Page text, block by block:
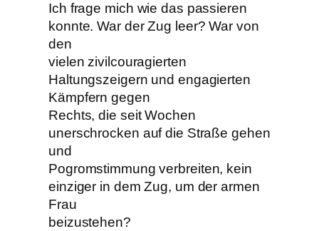
Ich frage mich wie das passieren
konnte. War der Zug leer? War von
den
vielen zivilcouragierten
Haltungszeigern und engagierten
Kämpfern gegen
Rechts, die seit Wochen
unerschrocken auf die Straße gehen
und
Pogromstimmung verbreiten, kein
einziger in dem Zug, um der armen
Frau
beizustehen?